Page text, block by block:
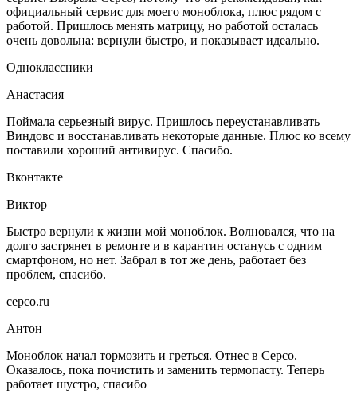
официальный сервис для моего моноблока, плюс рядом с
работой. Пришлось менять матрицу, но работой осталась
очень довольна: вернули быстро, и показывает идеально.
Одноклассники
Анастасия
Поймала серьезный вирус. Пришлось переустанавливать
Виндовс и восстанавливать некоторые данные. Плюс ко всему
поставили хороший антивирус. Спасибо.
Вконтакте
Виктор
Быстро вернули к жизни мой моноблок. Волновался, что на
долго застрянет в ремонте и в карантин останусь с одним
смартфоном, но нет. Забрал в тот же день, работает без
проблем, спасибо.
серсо.ru
Антон
Моноблок начал тормозить и греться. Отнес в Серсо.
Оказалось, пока почистить и заменить термопасту. Теперь
работает шустро, спасибо